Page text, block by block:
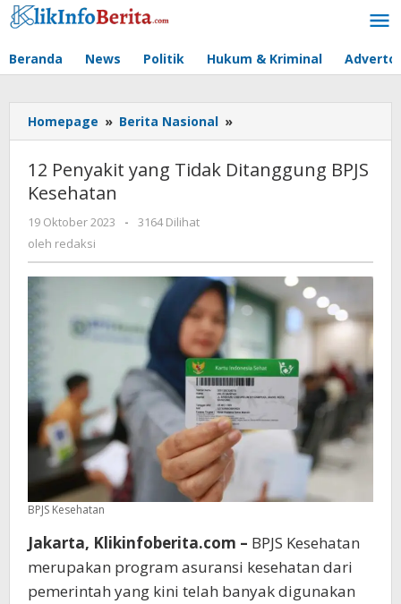
Lewati
ke
Beranda News Politik Hukum & Kriminal
Homepage » Berita Nasional »
Penyakit
Tidak
12 Penyakit yang Tidak Ditanggung BPJS
Kesehatan
19 Oktober 2023
oleh
-
3164 Dilihat
oleh redaksi
BPJS Kesehatan
Jakarta, Klikinfoberita.com – BPJS Kesehatan
merupakan program asuransi kesehatan dari
pemerintah yang kini telah banyak digunakan